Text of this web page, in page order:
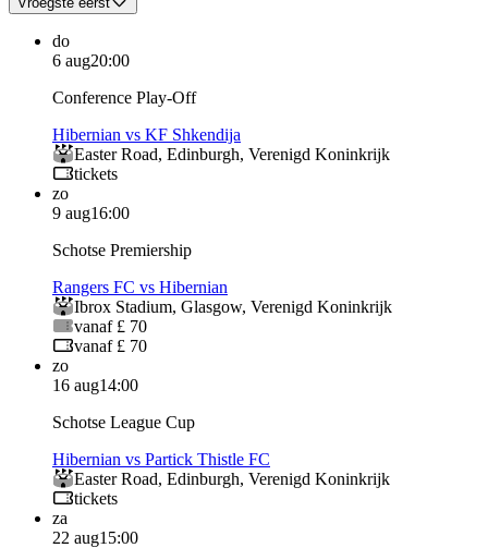
do
6 aug20:00
Conference Play-Off
Hibernian vs KF Shkendija
Easter Road, Edinburgh, Verenigd Koninkrijk
tickets
zo
9 aug16:00
Schotse Premiership
Rangers FC vs Hibernian
Ibrox Stadium, Glasgow, Verenigd Koninkrijk
vanaf £ 70
vanaf £ 70
zo
16 aug14:00
Schotse League Cup
Hibernian vs Partick Thistle FC
Easter Road, Edinburgh, Verenigd Koninkrijk
tickets
za
22 aug15:00